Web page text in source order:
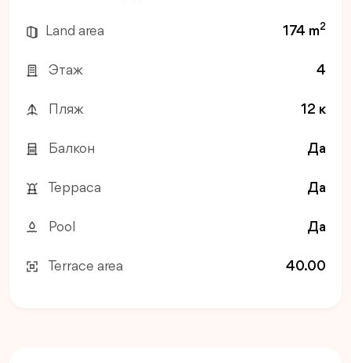
Land area 174 m2
Этаж 4
Пляж 12 к
Балкон Да
Терраса Да
Pool Да
Terrace area 40.00